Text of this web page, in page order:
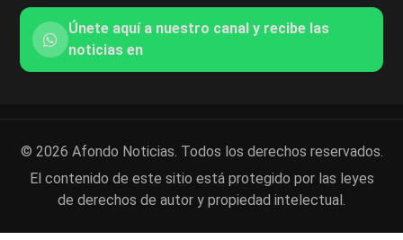
Únete aquí a nuestro canal y recibe las
noticias en
© 2026 Afondo Noticias. Todos los derechos reservados.
El contenido de este sitio está protegido por las leyes
de derechos de autor y propiedad intelectual.